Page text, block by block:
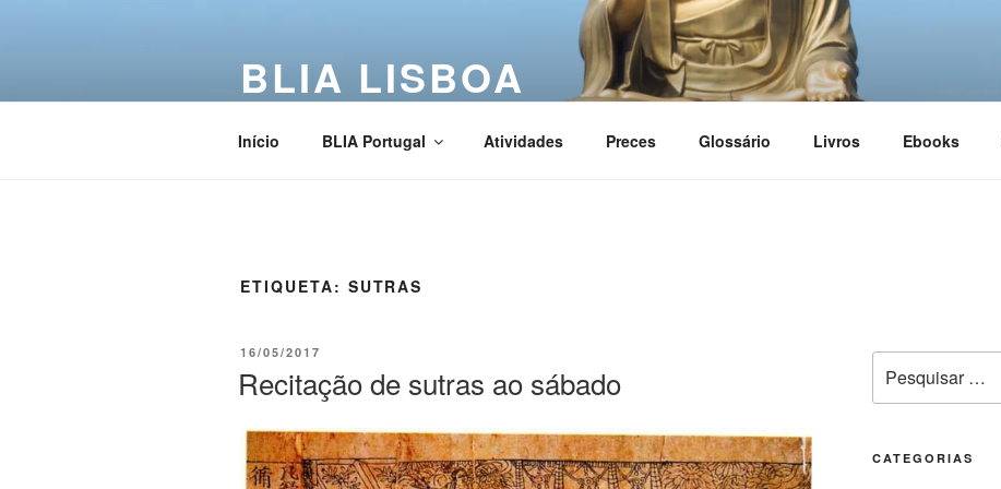
BLIA LISBOA
Início BLIA Portugal Atividades Preces Glossário Livros Ebooks
ETIQUETA: SUTRAS
16/05/2017
Recitação de sutras ao sábado
CATEGORIAS